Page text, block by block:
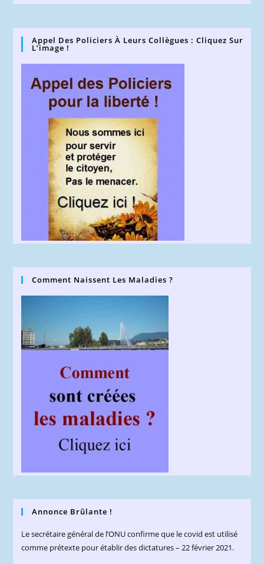
Appel Des Policiers À Leurs Collègues : Cliquez Sur
L’image !
Comment Naissent Les Maladies ?
Annonce Brûlante !
Le secrétaire général de l’ONU confirme que le covid est utilisé
comme prétexte pour établir des dictatures – 22 février 2021.